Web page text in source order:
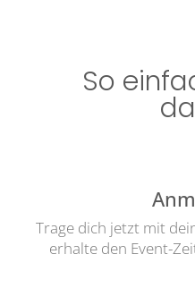
So
Trage dich jetzt mit
erhalte den Event-